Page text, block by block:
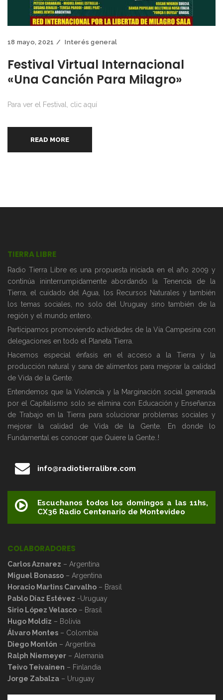
18 mayo, 2021 Interés general
Festival Virtual Internacional
«Una Canción Para Milagro»
Para ver el Festival, clic aquí
READ MORE
TIERRA LIBRE
Radio Tierra Libre es una propuesta iniciada en el año 2009 y
continúa ininterrumpidamente abordando la Tenencia de la
Tierra, el cuidado del Agua, los Recursos Naturales y también
los temas sociales, no solo del Uruguay sino también de la
región y el mundo entero.
Participamos promoviendo actividades de la Vía Campesina con
delegaciones en todo el Planeta Tierra.
Hacemos especial énfasis en el acceso a la Tierra y la
producción natural y sana de alimentos para mejorar la calidad
de Vida de la Gente.
Entendemos que la Violencia y la Marginación social generada
por el Capitalismo solo se elimina con Educación y Enseñanza
de Trabajo en la Tierra para solucionar problemas sociales y
mejorar la calidad de Vida de la Gente. En donde lo
Fundamental es conocer que Quiere la Gente..!
info@radiotierralibre.com
Escuchanos todos los domingos a las 11hs,
CX36 Radio Centenario de Montevideo
COLABORADORES
Carlos Aznarez – Argentina
Miguel Bonasso – Argentina
Horacio Martins Carvalho – Brasil
Pablo Díaz Estévez -Uruguay
Sirio López Velasco – Brasil
Hugo Moldiz – Bolivia
Álvaro Montes – Colombia
Diego Montón – Argentina
Ralph Niemeyer – Alemania
Teivo Teivainen – Finlandia
Jorge Zabalza – Uruguay